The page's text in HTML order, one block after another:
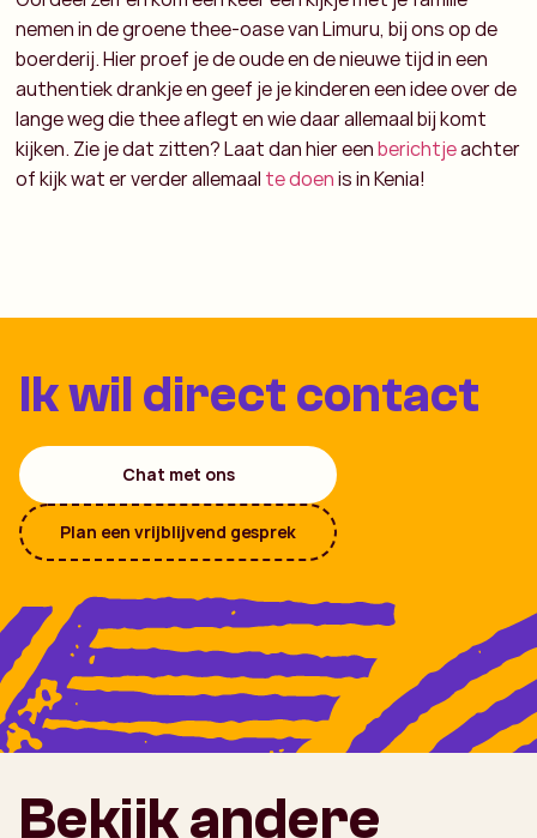
nemen in de groene thee-oase van Limuru, bij ons op de
boerderij. Hier proef je de oude en de nieuwe tijd in een
authentiek drankje en geef je je kinderen een idee over de
lange weg die thee aflegt en wie daar allemaal bij komt
kijken. Zie je dat zitten? Laat dan hier eenberichtjeachter
of kijk wat er verder allemaal te doenis in Kenia!
Ik wil direct contact
Chat met ons
Plan een vrijblijvend gesprek
Bekijk andere